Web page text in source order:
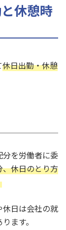
休憩時
休日出勤・休憩
を労働者に委
休日のとり方
日は会社の就
ます。